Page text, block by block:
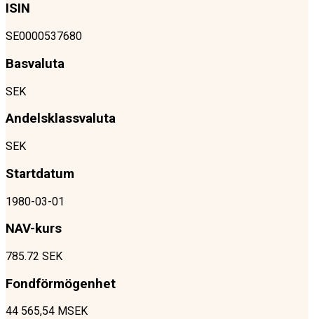
ISIN
SE0000537680
Basvaluta
SEK
Andelsklassvaluta
SEK
Startdatum
1980-03-01
NAV-kurs
785.72 SEK
Fondförmögenhet
44 565,54 MSEK